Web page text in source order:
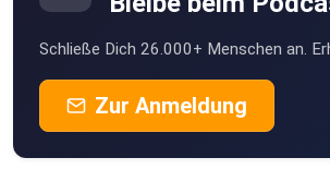
Schließe Dich 26.000+ Menschen an.
Zur Anmeldung